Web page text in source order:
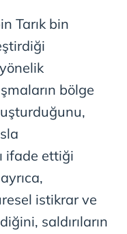
Tarık bin
bölge
ifade ettiği
istikrar ve
saldırıların